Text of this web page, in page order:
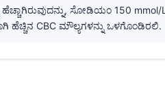
ಸೋಡಿಯಂ 150 mmol/L
ಹೆಚ್ಚಿನ CBC ಮೌಲ್ಯಗಳನ್ನು ಒಳಗೊಂಡಿರಲಿ.